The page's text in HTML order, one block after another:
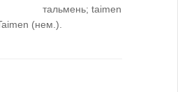
тальмень; taimen
(нем.).